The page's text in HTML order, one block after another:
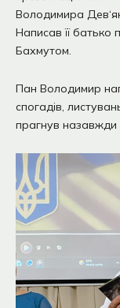
Володимира
Написав її батько
Бахмутом.
Пан Володимир
спогадів,
прагнув назавжди